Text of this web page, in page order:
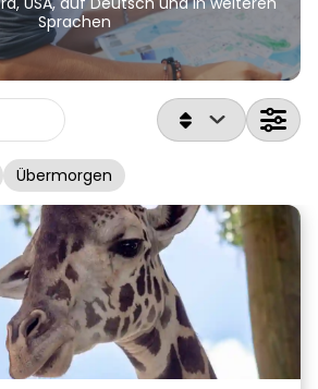
Sprachen
Übermorgen